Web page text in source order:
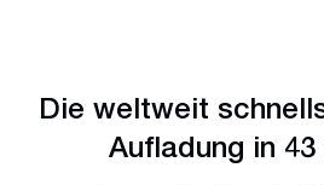
Die weltweit
Aufladung in